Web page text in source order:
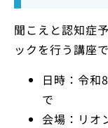
聞こえと認知症
ックを行う講座で
日時：令和
で
会場：リオ